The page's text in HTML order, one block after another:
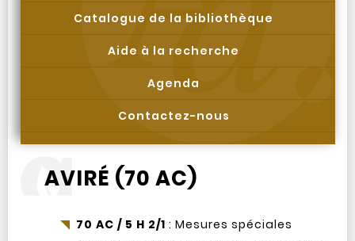
Catalogue de la bibliothèque
Aide à la recherche
Agenda
Contactez-nous
AVIRÉ (70 AC)
70 AC / 5 H 2/1 : Mesures spéciales